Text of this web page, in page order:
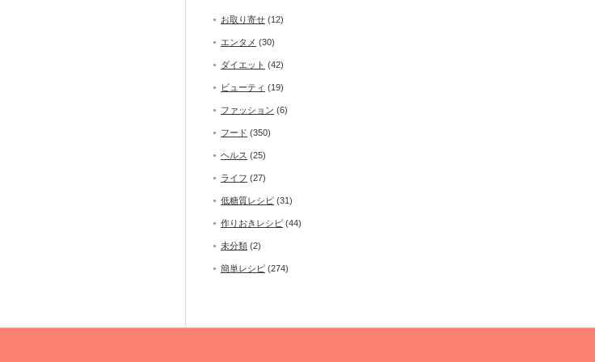
お取り寄せ (12)
エンタメ (30)
ダイエット (42)
ビューティ (19)
ファッション (6)
フード (350)
ヘルス (25)
ライフ (27)
低糖質レシピ (31)
作りおきレシピ (44)
未分類 (2)
簡単レシピ (274)